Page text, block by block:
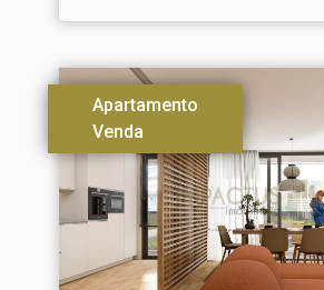
Apartamento
Venda